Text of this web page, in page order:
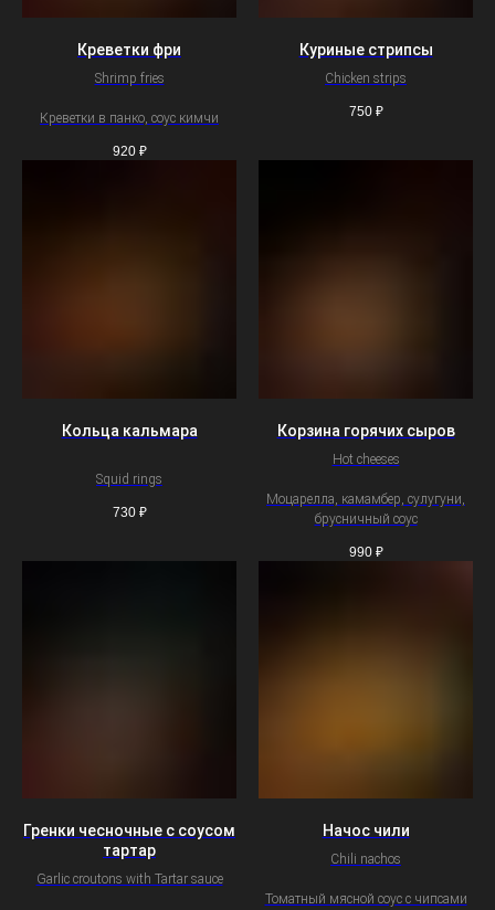
Креветки фри
Shrimp fries
Креветки в панко, соус кимчи
920 ₽
Куриные стрипсы
Chicken strips
750 ₽
Кольца кальмара
Squid rings
730 ₽
Корзина горячих сыров
Hot cheeses
Моцарелла, камамбер, сулугуни,
брусничный соус
990 ₽
Гренки чесночные с соусом
тартар
Garlic croutons with Tartar sauce
Начос чили
Chili nachos
Томатный мясной соус с чипсами